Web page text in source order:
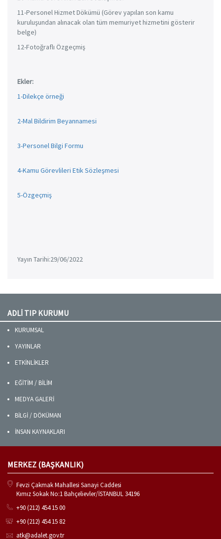
11-Personel Hizmet Dökümü (Görev yapılan son kamu
kuruluşundan alınacak olan tüm memuriyet hizmetini gösterir
belge)
12-Fotoğraflı Özgeçmiş
Ekler:
1-Dilekçe örneği
2-Mal Bildirim Beyannamesi
3-Personel Bilgi Formu
4-Kamu Görevlileri Etik Sözleşmesi
5-Özgeçmiş
Yayın Tarihi:29/06/2022
ADLİ TIP KURUMU
KURUMSAL
YAYINLAR
ETKİNLİKLER
EĞİTİM / BİLİM
MEDYA GALERİ
BİLGİ / DÖKÜMAN
İNSAN KAYNAKLARI
MERKEZ (BAŞKANLIK)
Fevzi Çakmak Mahallesi Sanayi Caddesi
Kımız Sokak No:1 Bahçelievler/İSTANBUL 34196
+90 (212) 454 15 00
+90 (212) 454 15 82
atk@adalet.gov.tr